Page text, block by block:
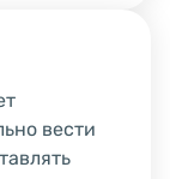
вести